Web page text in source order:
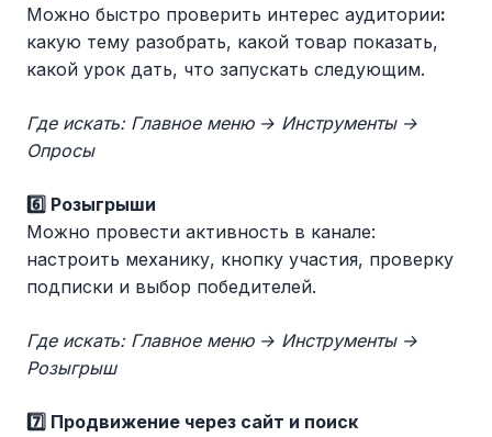
Можно быстро проверить интерес аудитории:
какую тему разобрать, какой товар показать,
какой урок дать, что запускать следующим.
Где искать: Главное меню → Инструменты →
Опросы
6️⃣ Розыгрыши
Можно провести активность в канале:
настроить механику, кнопку участия, проверку
подписки и выбор победителей.
Где искать: Главное меню → Инструменты →
Розыгрыш
7️⃣ Продвижение через сайт и поиск